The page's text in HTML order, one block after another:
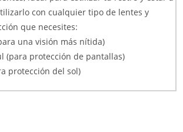
con cualquier tipo de lentes y
que necesites:
una visión más nítida)
(para protección de pantallas)
protección del sol)